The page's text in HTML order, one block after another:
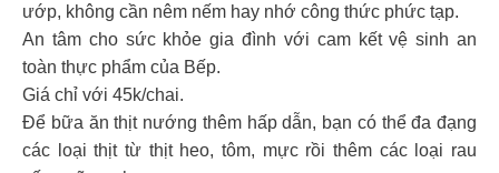
ướp, không cần nêm nếm hay nhớ công thức phức tạp.
An tâm cho sức khỏe gia đình với cam kết vệ sinh an
toàn thực phẩm của Bếp.
Giá chỉ với 45k/chai.
Để bữa ăn thịt nướng thêm hấp dẫn, bạn có thể đa đạng
các loại thịt từ thịt heo, tôm, mực rồi thêm các loại rau